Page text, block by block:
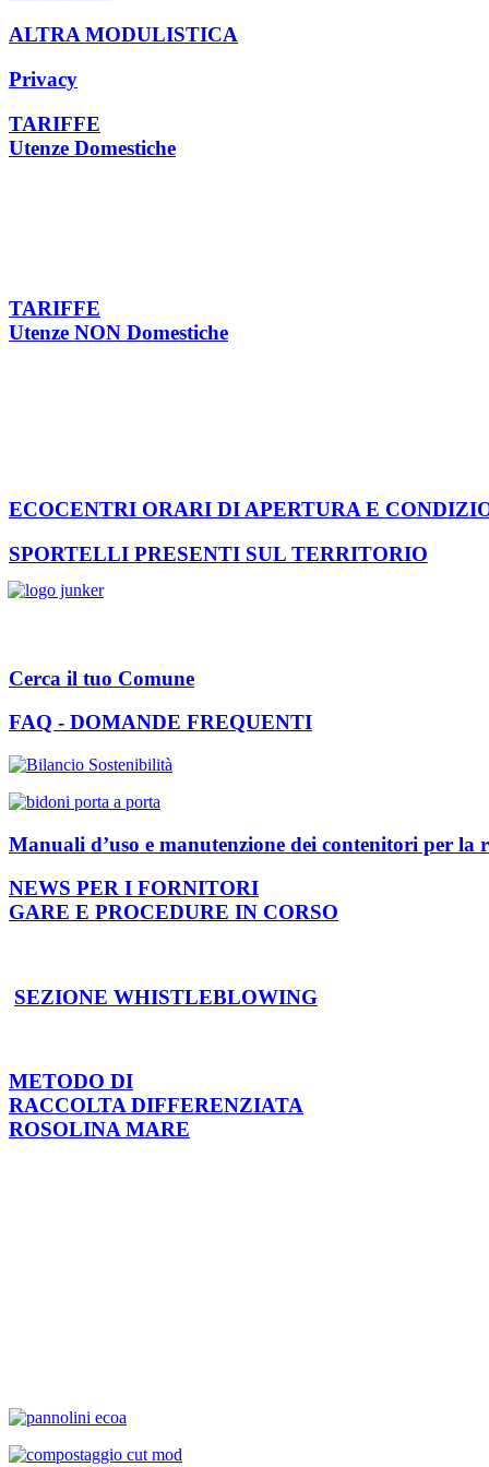
ALTRA MODULISTICA
Privacy
TARIFFE
Utenze Domestiche
TARIFFE
Utenze NON Domestiche
ECOCENTRI ORARI DI APERTURA E
SPORTELLI PRESENTI SUL TERRITORIO
Cerca il tuo Comune
FAQ - DOMANDE FREQUENTI
Manuali d’uso e manutenzione dei contenitori per la
NEWS PER I FORNITORI
GARE E PROCEDURE IN CORSO
SEZIONE WHISTLEBLOWING
METODO DI
RACCOLTA DIFFERENZIATA
ROSOLINA MARE